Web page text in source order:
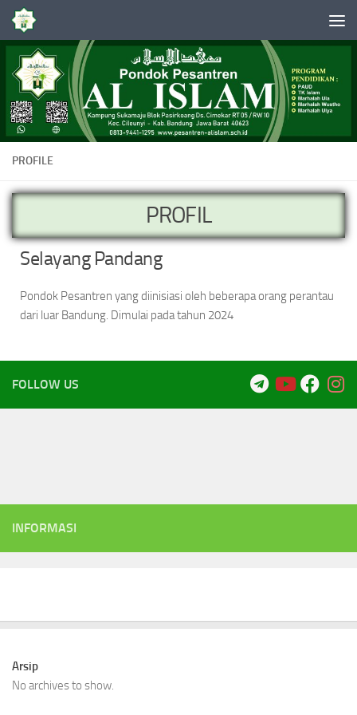
Skip to content
PROFILE
PROFIL
Selayang Pandang
Pondok Pesantren yang diinisiasi oleh beberapa orang perantau
dari luar Bandung. Dimulai pada tahun 2024
FOLLOW US
INFORMASI
Arsip
No archives to show.